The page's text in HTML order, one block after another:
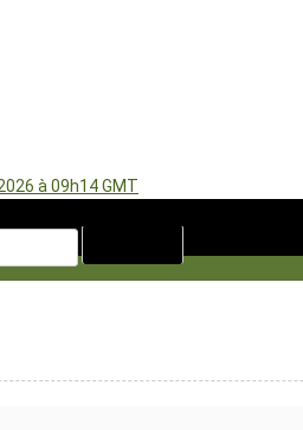
à 09h14 GMT